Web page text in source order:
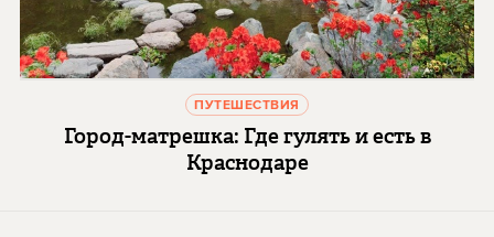
ПУТЕШЕСТВИЯ
Город-матрешка: Где гулять и есть в
Краснодаре